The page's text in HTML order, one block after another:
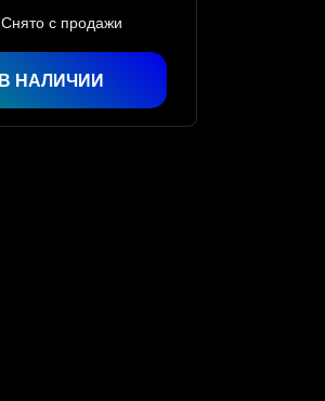
Снято с продажи
НАЛИЧИИ